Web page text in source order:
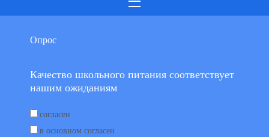
Опрос
Качество школьного питания соответствует
нашим ожиданиям
согласен
в основном согласен